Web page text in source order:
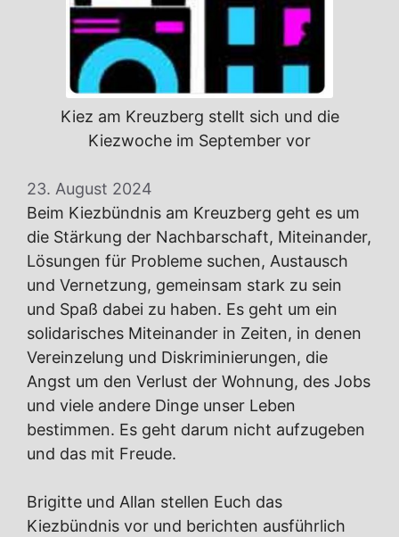
Kiez am Kreuzberg stellt sich und die
Kiezwoche im September vor
23. August 2024
Beim Kiezbündnis am Kreuzberg geht es um
die Stärkung der Nachbarschaft, Miteinander,
Lösungen für Probleme suchen, Austausch
und Vernetzung, gemeinsam stark zu sein
und Spaß dabei zu haben. Es geht um ein
solidarisches Miteinander in Zeiten, in denen
Vereinzelung und Diskriminierungen, die
Angst um den Verlust der Wohnung, des Jobs
und viele andere Dinge unser Leben
bestimmen. Es geht darum nicht aufzugeben
und das mit Freude.
Brigitte und Allan stellen Euch das
Kiezbündnis vor und berichten ausführlich